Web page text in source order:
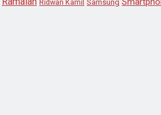
Ridwan Kamil Samsung